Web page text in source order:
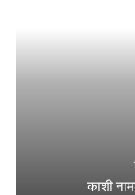
काशी